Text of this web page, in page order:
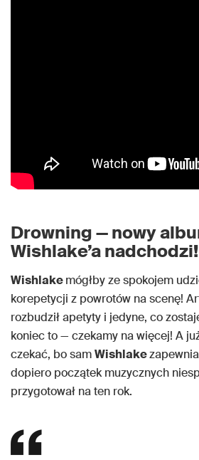
Drowning — nowy
Wishlake’a nadchodzi!
Wishlakemógłby ze spokojem
korepetycji z powrotów na scenę!
rozbudził apetyty i jedyne, co
koniec to — czekamy na więcej! A
czekać, bo samWishlake
dopiero początek muzycznych
przygotował na ten rok.